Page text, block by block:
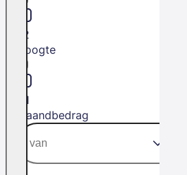
L2
Hoogte
H1
Maandbedrag